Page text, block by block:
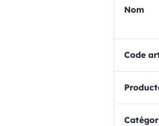
Nom
Code